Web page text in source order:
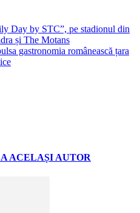
Day by STC”, pe stadionul din
și The Motans
gastronomia românească țara
ACELAȘI AUTOR